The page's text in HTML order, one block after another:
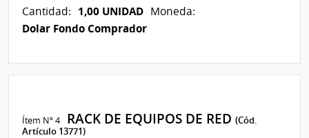
Cantidad: 1,00 UNIDAD Moneda:
Dolar Fondo Comprador
Ítem Nº 4 RACK DE EQUIPOS DE RED(Cód.
Artículo 13771)